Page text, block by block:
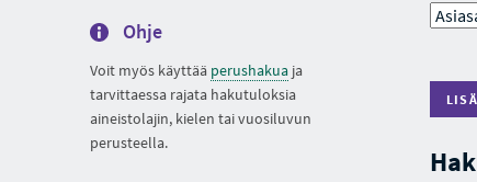
Ohje
Voit myös käyttää perushakua ja
tarvittaessa rajata hakutuloksia
aineistolajin, kielen tai vuosiluvun
perusteella.